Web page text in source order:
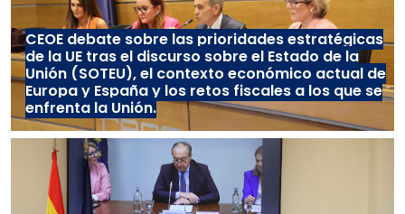
CEOE debate sobre las prioridades estratégicas
de la UE tras el discurso sobre el Estado de la
Unión (SOTEU), el contexto económico actual de
Europa y España y los retos fiscales a los que se
enfrenta la Unión.